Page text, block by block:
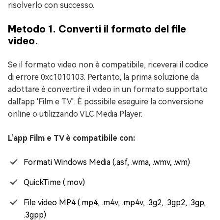
risolverlo con successo.
Metodo 1. Converti il formato del file
video.
Se il formato video non è compatibile, riceverai il codice
di errore 0xc1010103. Pertanto, la prima soluzione da
adottare è convertire il video in un formato supportato
dall'app 'Film e TV'. È possibile eseguire la conversione
online o utilizzando VLC Media Player.
L’app Film e TV è compatibile con:
Formati Windows Media (.asf, .wma, .wmv, .wm)
QuickTime (.mov)
File video MP4 (.mp4, .m4v, .mp4v, .3g2, .3gp2, .3gp,
.3gpp)